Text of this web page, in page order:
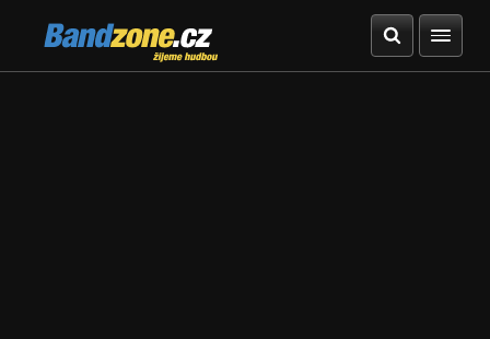
Bandzone.cz
žijeme hudbou